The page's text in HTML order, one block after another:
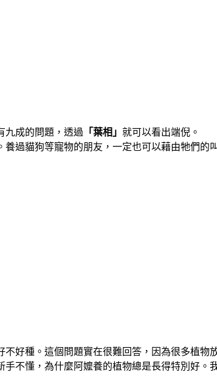
九成的問題，透過 「葉相」 就可以看出端倪。
過貓狗等寵物的朋友，一定也可以藉由牠們的
好種。這個問題實在很難回答，因為很多植物
不懂，為什麼阿嬤養的植物總是長得特別好。